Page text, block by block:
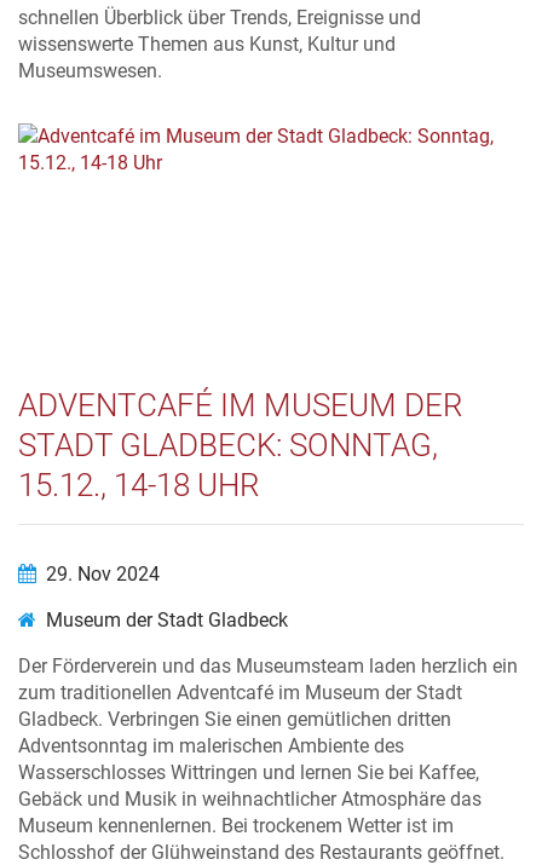
schnellen Überblick über Trends, Ereignisse und
wissenswerte Themen aus Kunst, Kultur und
Museumswesen.
ADVENTCAFÉ IM MUSEUM DER
STADT GLADBECK: SONNTAG,
15.12., 14-18 UHR
29. Nov 2024
Museum der Stadt Gladbeck
Der Förderverein und das Museumsteam laden herzlich ein
zum traditionellen Adventcafé im Museum der Stadt
Gladbeck. Verbringen Sie einen gemütlichen dritten
Adventsonntag im malerischen Ambiente des
Wasserschlosses Wittringen und lernen Sie bei Kaffee,
Gebäck und Musik in weihnachtlicher Atmosphäre das
Museum kennenlernen. Bei trockenem Wetter ist im
Schlosshof der Glühweinstand des Restaurants geöffnet.